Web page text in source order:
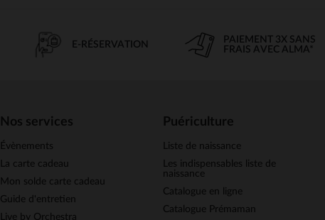
E-RÉSERVATION
PAIEMENT 3X SANS
FRAIS AVEC ALMA*
Nos services
Évènements
La carte cadeau
Mon solde carte cadeau
Guide d'entretien
Live by Orchestra
Puériculture
Liste de naissance
Les indispensables liste de
naissance
Catalogue en ligne
Catalogue Prémaman